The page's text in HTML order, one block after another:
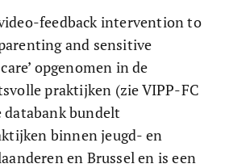
feedback intervention to
and sensitive
opgenomen in de
praktijken (zie VIPP-FC
databank bundelt
binnen jeugd- en
en Brussel en is een